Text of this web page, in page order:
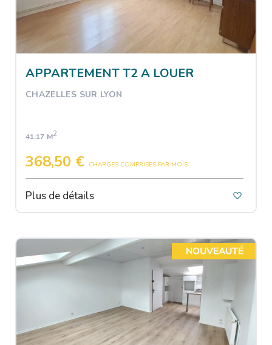
APPARTEMENT T2 A LOUER
CHAZELLES SUR LYON
41.17 M2
368,50 € CHARGES COMPRISES PAR MOIS
Plus de détails